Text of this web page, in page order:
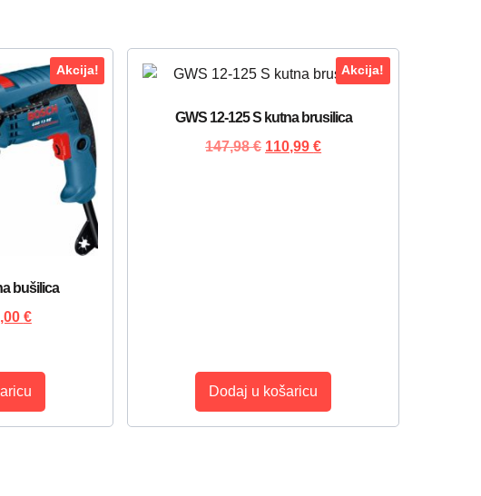
Akcija!
bušilica
€
Akcija!
GWS 12-125 S kutna brusilica
147,98€ 110,99€
Dodaj u košaricu